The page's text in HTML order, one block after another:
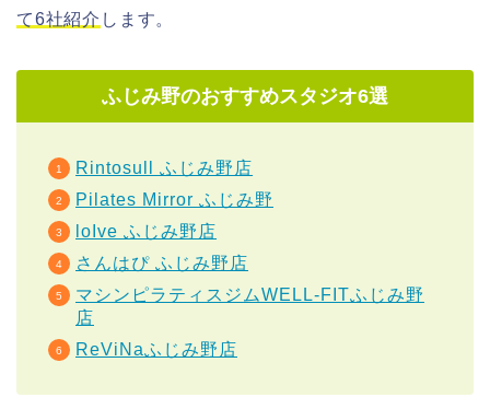
て6社紹介 します。
ふじみ野のおすすめスタジオ6選
Rintosull ふじみ野店
Pilates Mirror ふじみ野
loIve ふじみ野店
さんはぴ ふじみ野店
マシンピラティスジムWELL-FITふじみ野
店
ReViNaふじみ野店